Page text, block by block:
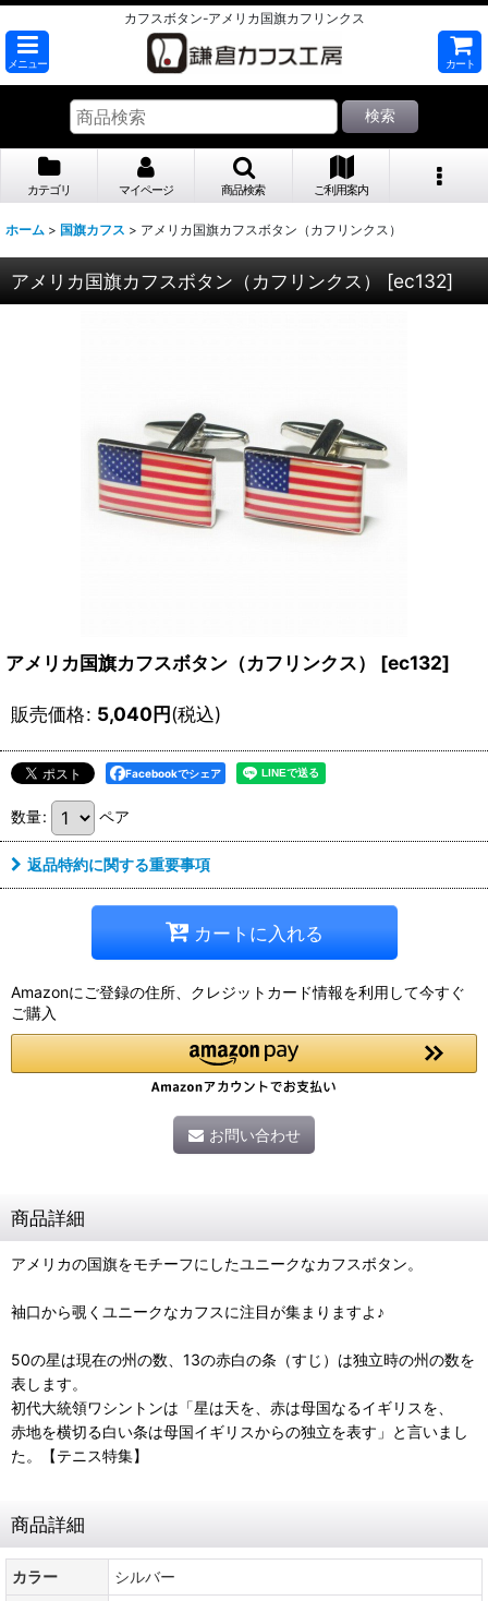
カフスボタン-アメリカ国旗カフリンクス
メニュー カート
検索
カテゴリ マイページ 商品検索 ご利用案内
ホーム > 国旗カフス > アメリカ国旗カフスボタン（カフリンクス）
アメリカ国旗カフスボタン（カフリンクス） [ec132]
アメリカ国旗カフスボタン（カフリンクス） [ec132]
販売価格: 5,040円(税込)
Facebookでシェア
数量: ペア
返品特約に関する重要事項
カートに入れる
Amazonにご登録の住所、クレジットカード情報を利用して今すぐ
ご購入
お問い合わせ
商品詳細
アメリカの国旗をモチーフにしたユニークなカフスボタン。
袖口から覗くユニークなカフスに注目が集まりますよ♪
50の星は現在の州の数、13の赤白の条（すじ）は独立時の州の数を
表します。
初代大統領ワシントンは「星は天を、赤は母国なるイギリスを、
赤地を横切る白い条は母国イギリスからの独立を表す」と言いまし
た。【テニス特集】
商品詳細
カラー
シルバー